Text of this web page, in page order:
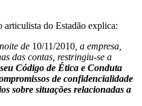
articulista do Estadão explica:
de 10/11/2010 , a empresa,
das contas, restringiu-se a
Código de Ética e Conduta
de confidencialidade
sobre situações relacionadas a